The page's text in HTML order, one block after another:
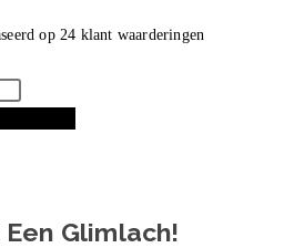
op24 klant waarderingen
Glimlach!